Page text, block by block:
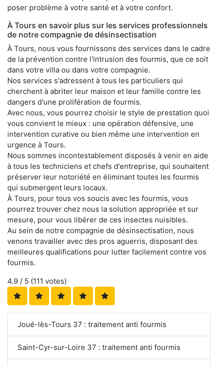
poser problème à votre santé et à votre confort.
À Tours en savoir plus sur les services professionnels
de notre compagnie de désinsectisation
À Tours, nous vous fournissons des services dans le cadre
de la prévention contre l'intrusion des fourmis, que ce soit
dans votre villa ou dans votre compagnie.
Nos services s'adressent à tous les particuliers qui
cherchent à abriter leur maison et leur famille contre les
dangers d'une prolifération de fourmis.
Avec nous, vous pourrez choisir le style de prestation quoi
vous convient le mieux : une opération défensive, une
intervention curative ou bien même une intervention en
urgence à Tours.
Nous sommes incontestablement disposés à venir en aide
à tous les techniciens et chefs d'entreprise, qui souhaitent
préserver leur notoriété en éliminant toutes les fourmis
qui submergent leurs locaux.
À Tours, pour tous vos soucis avec les fourmis, vous
pourrez trouver chez nous la solution appropriée et sur
mesure, pour vous libérer de ces insectes nuisibles.
Au sein de notre compagnie de désinsectisation, nous
venons travailler avec des pros aguerris, disposant des
meilleures qualifications pour lutter facilement contre vos
fourmis.
4.9 / 5 (111 votes)
Joué-lès-Tours 37 : traitement anti fourmis
Saint-Cyr-sur-Loire 37 : traitement anti fourmis